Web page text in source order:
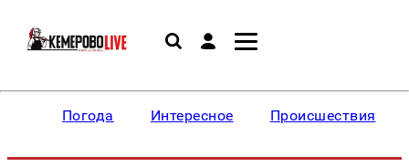
Погода Интересное Происшествия